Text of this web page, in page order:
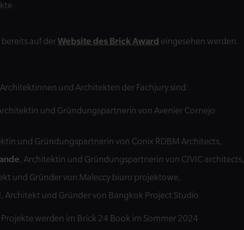
auf derWebsite des Brick Award eingesehen werden.
und Architekten der Fachjury sind:
und Gründungspartnerin von Avenier Cornejo
und Gründungspartnerin von Conix RDBM Architects,
, Architektin und Gründungspartnerin von CIVIC architects,
und Gründer von Maleccy biuro projektowe,
, Architekt und Gründer von Bangkok Project Studio
werden im Brick 24 Book im Sommer 2024